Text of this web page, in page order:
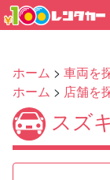
ホーム > 車両を
ホーム > 店舗を
スズ